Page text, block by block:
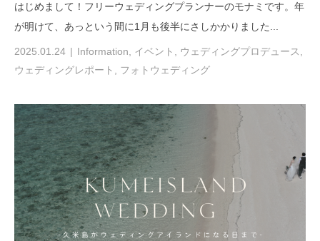
はじめまして！フリーウェディングプランナーのモナミです。年
が明けて、あっという間に1月も後半にさしかかりました...
2025.01.24 Information イベント ウェディングプロデュース
ウェディングレポート
フォトウェディング